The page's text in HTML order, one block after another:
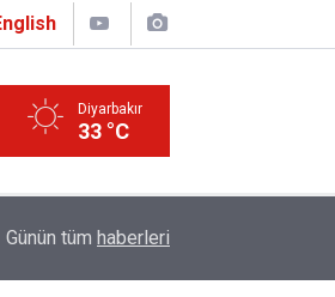
Diyarbakır
33 °C
o Hîrakerde yê Ferhengê Zazakî-Tirkî
Günün tüm haberleri